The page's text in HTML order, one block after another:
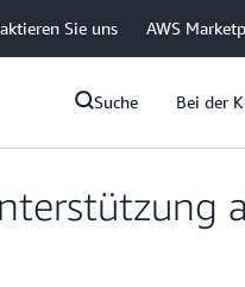
Sie uns AWS
Suche Bei der